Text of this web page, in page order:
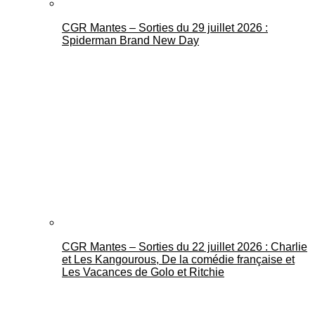
CGR Mantes – Sorties du 29 juillet 2026 :
Spiderman Brand New Day
CGR Mantes – Sorties du 22 juillet 2026 : Charlie
et Les Kangourous, De la comédie française et
Les Vacances de Golo et Ritchie